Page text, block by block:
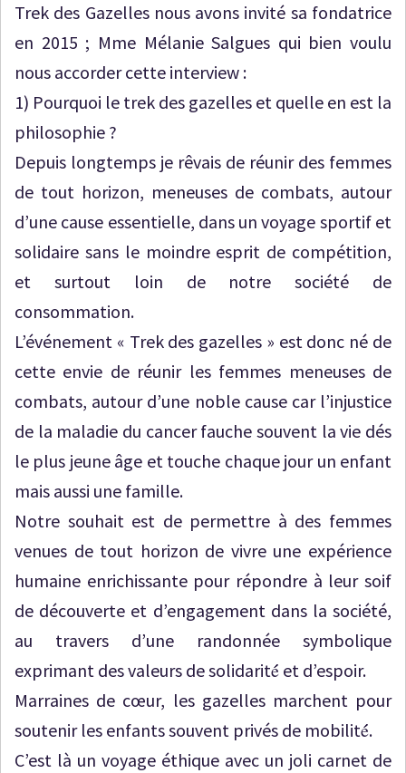
Trek des Gazelles nous avons invité sa fondatrice
en 2015 ; Mme Mélanie Salgues qui bien voulu
nous accorder cette interview :
1) Pourquoi le trek des gazelles et quelle en est la
philosophie ?
Depuis longtemps je rêvais de réunir des femmes
de tout horizon, meneuses de combats, autour
d’une cause essentielle, dans un voyage sportif et
solidaire sans le moindre esprit de compétition,
et surtout loin de notre société de
consommation.
L’événement « Trek des gazelles » est donc né de
cette envie de réunir les femmes meneuses de
combats, autour d’une noble cause car l’injustice
de la maladie du cancer fauche souvent la vie dés
le plus jeune âge et touche chaque jour un enfant
mais aussi une famille.
Notre souhait est de permettre à des femmes
venues de tout horizon de vivre une expérience
humaine enrichissante pour répondre à leur soif
de découverte et d’engagement dans la société,
au travers d’une randonnée symbolique
exprimant des valeurs de solidarité́ et d’espoir.
Marraines de cœur, les gazelles marchent pour
soutenir les enfants souvent privés de mobilité́.
C’est là un voyage éthique avec un joli carnet de